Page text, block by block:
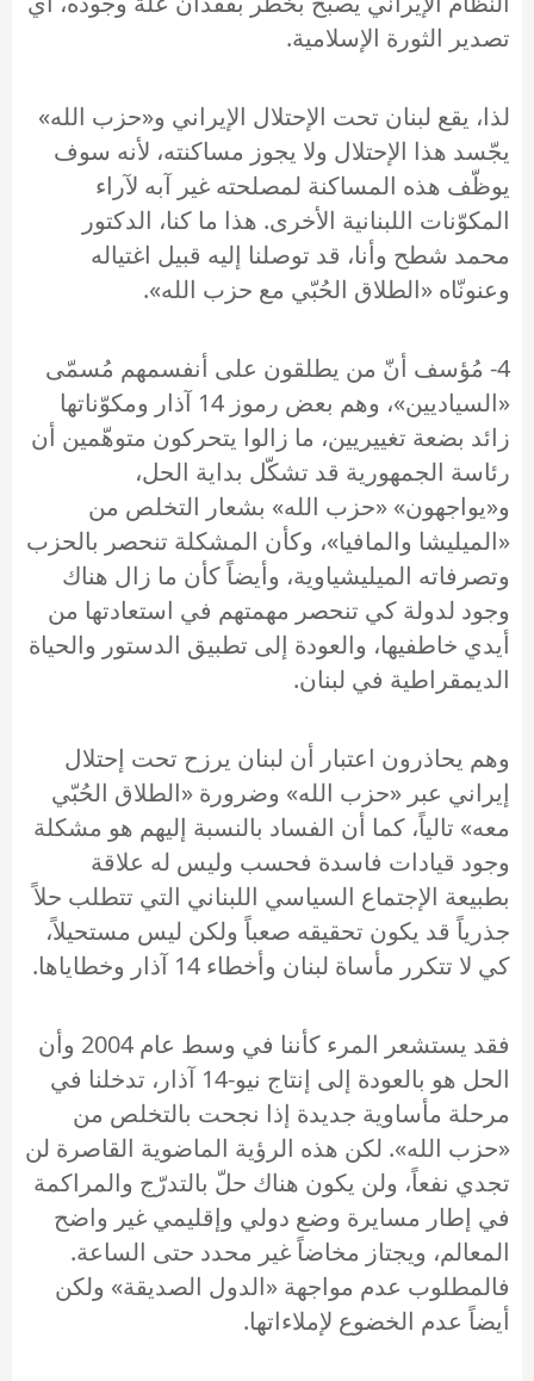
تصدير الثورة الإسلامية.
لذا، يقع لبنان تحت الإحتلال الإيراني و«حزب الله»
يجّسد هذا الإحتلال ولا يجوز مساكنته، لأنه سوف
يوظّف هذه المساكنة لمصلحته غير آبه لآراء
المكوّنات اللبنانية الأخرى. هذا ما كنا، الدكتور
محمد شطح وأنا، قد توصلنا إليه قبيل اغتياله
وعنونّاه «الطلاق الحُبّي مع حزب الله».
4- مُؤسف أنّ من يطلقون على أنفسمهم مُسمّى
«السياديين»، وهم بعض رموز 14 آذار ومكوّناتها
زائد بضعة تغييريين، ما زالوا يتحركون متوهّمين أن
رئاسة الجمهورية قد تشكّل بداية الحل،
و«يواجهون» «حزب الله» بشعار التخلص من
«الميليشا والمافيا»، وكأن المشكلة تنحصر بالحزب
وتصرفاته الميليشياوية، وأيضاً كأن ما زال هناك
وجود لدولة كي تنحصر مهمتهم في استعادتها من
أيدي خاطفيها، والعودة إلى تطبيق الدستور والحياة
الديمقراطية في لبنان.
وهم يحاذرون اعتبار أن لبنان يرزح تحت إحتلال
إيراني عبر «حزب الله» وضرورة «الطلاق الحُبّي
معه» تالياً، كما أن الفساد بالنسبة إليهم هو مشكلة
وجود قيادات فاسدة فحسب وليس له علاقة
بطبيعة الإجتماع السياسي اللبناني التي تتطلب حلاً
جذرياً قد يكون تحقيقه صعباً ولكن ليس مستحيلاً،
كي لا تتكرر مأساة لبنان وأخطاء 14 آذار وخطاياها.
فقد يستشعر المرء كأننا في وسط عام 2004 وأن
الحل هو بالعودة إلى إنتاج نيو-14 آذار، تدخلنا في
مرحلة مأساوية جديدة إذا نجحت بالتخلص من
«حزب الله». لكن هذه الرؤية الماضوية القاصرة لن
تجدي نفعاً، ولن يكون هناك حلّ بالتدرّج والمراكمة
في إطار مسايرة وضع دولي وإقليمي غير واضح
المعالم، ويجتاز مخاضاً غير محدد حتى الساعة.
فالمطلوب عدم مواجهة «الدول الصديقة» ولكن
أيضاً عدم الخضوع لإملاءاتها.